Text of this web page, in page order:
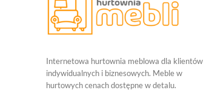
Internetowa hurtownia meblowa dla klientów
indywidualnych i biznesowych. Meble w
hurtowych cenach dostępne w detalu.